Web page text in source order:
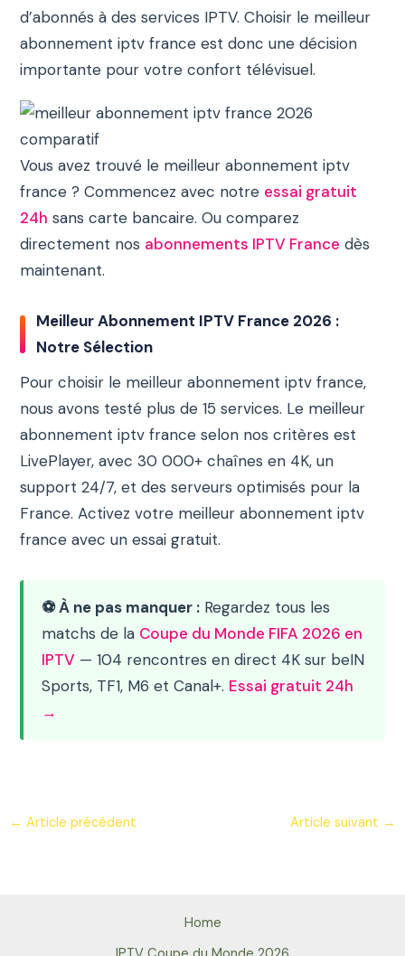
d’abonnés à des services IPTV. Choisir le meilleur
abonnement iptv france est donc une décision
importante pour votre confort télévisuel.
Vous avez trouvé le meilleur abonnement iptv
france ? Commencez avec notre essai gratuit
24h sans carte bancaire. Ou comparez
directement nos abonnements IPTV France dès
maintenant.
Meilleur Abonnement IPTV France 2026 :
Notre Sélection
Pour choisir le meilleur abonnement iptv france,
nous avons testé plus de 15 services. Le meilleur
abonnement iptv france selon nos critères est
LivePlayer, avec 30 000+ chaînes en 4K, un
support 24/7, et des serveurs optimisés pour la
France. Activez votre meilleur abonnement iptv
france avec un essai gratuit.
⚽ À ne pas manquer : Regardez tous les
matchs de la Coupe du Monde FIFA 2026 en
IPTV — 104 rencontres en direct 4K sur beIN
Sports, TF1, M6 et Canal+. Essai gratuit 24h
→
← Article précédent Article suivant →
Home